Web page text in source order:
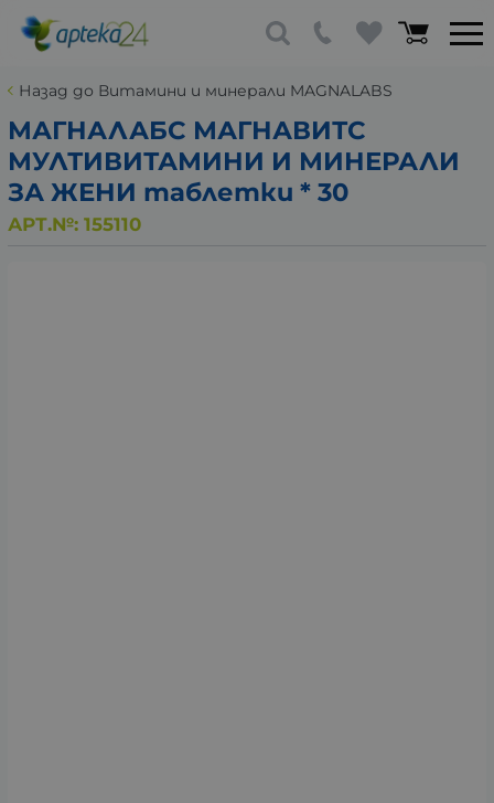
Назад до Витамини и минерали MAGNALABS
МАГНАЛАБС МАГНАВИТС
МУЛТИВИТАМИНИ И МИНЕРАЛИ
ЗА ЖЕНИ таблетки * 30
АРТ.№: 155110